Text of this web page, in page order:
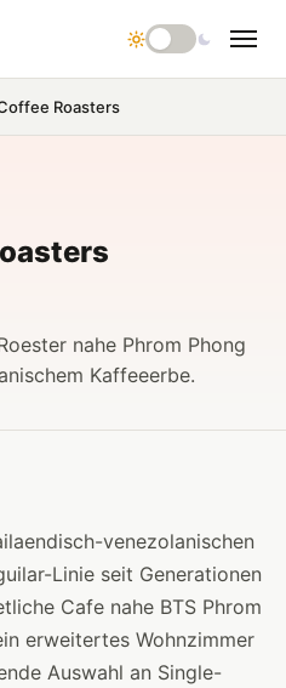
Roasters
nahe Phrom Phong
Kaffeeerbe.
venezolanischen
Linie seit Generationen
Cafe nahe BTS Phrom
erweitertes Wohnzimmer
Auswahl an Single-